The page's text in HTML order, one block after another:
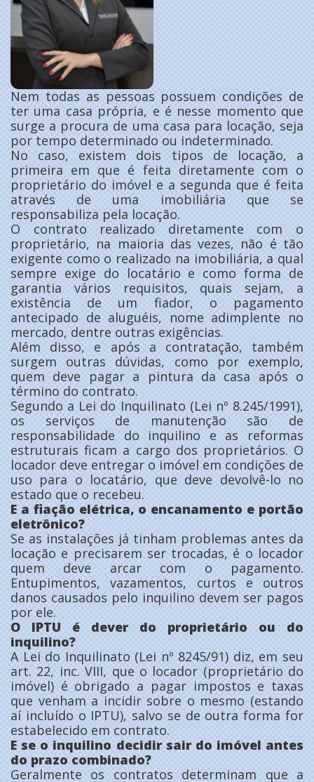
Nem todas as pessoas possuem condições de
ter uma casa própria, e é nesse momento que
surge a procura de uma casa para locação, seja
por tempo determinado ou indeterminado.
No caso, existem dois tipos de locação, a
primeira em que é feita diretamente com o
proprietário do imóvel e a segunda que é feita
através de uma imobiliária que se
responsabiliza pela locação.
O contrato realizado diretamente com o
proprietário, na maioria das vezes, não é tão
exigente como o realizado na imobiliária, a qual
sempre exige do locatário e como forma de
garantia vários requisitos, quais sejam, a
existência de um fiador, o pagamento
antecipado de aluguéis, nome adimplente no
mercado, dentre outras exigências.
Além disso, e após a contratação, também
surgem outras dúvidas, como por exemplo,
quem deve pagar a pintura da casa após o
término do contrato.
Segundo a Lei do Inquilinato (Lei nº 8.245/1991),
os serviços de manutenção são de
responsabilidade do inquilino e as reformas
estruturais ficam a cargo dos proprietários. O
locador deve entregar o imóvel em condições de
uso para o locatário, que deve devolvê-lo no
estado que o recebeu.
E a fiação elétrica, o encanamento e portão
eletrônico?
Se as instalações já tinham problemas antes da
locação e precisarem ser trocadas, é o locador
quem deve arcar com o pagamento.
Entupimentos, vazamentos, curtos e outros
danos causados pelo inquilino devem ser pagos
por ele.
O IPTU é dever do proprietário ou do
inquilino?
A Lei do Inquilinato (Lei nº 8245/91) diz, em seu
art. 22, inc. VIII, que o locador (proprietário do
imóvel) é obrigado a pagar impostos e taxas
que venham a incidir sobre o mesmo (estando
aí incluído o IPTU), salvo se de outra forma for
estabelecido em contrato.
E se o inquilino decidir sair do imóvel antes
do prazo combinado?
Geralmente os contratos determinam que a